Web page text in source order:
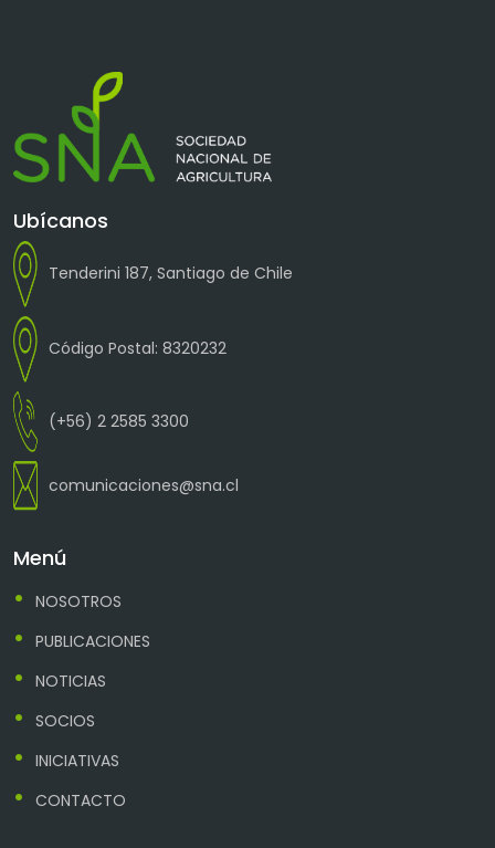
Ubícanos
Tenderini 187, Santiago de Chile
Código Postal: 8320232
(+56) 2 2585 3300
comunicaciones@sna.cl
Menú
NOSOTROS
PUBLICACIONES
NOTICIAS
SOCIOS
INICIATIVAS
CONTACTO